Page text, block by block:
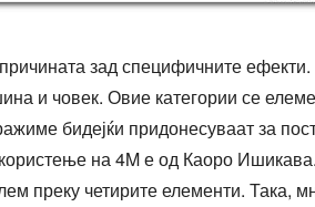
зад специфичните
и човек. Овие категории се
бидејќи придонесуваат за
користење на 4M е од Каоро
преку четирите елементи. Така,